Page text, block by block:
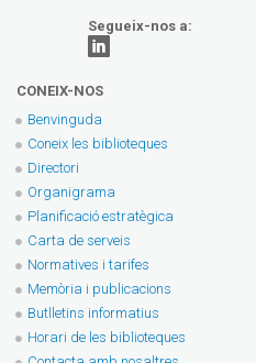
Segueix-nos a:
CONEIX-NOS
Benvinguda
Coneix les biblioteques
Directori
Organigrama
Planificació estratègica
Carta de serveis
Normatives i tarifes
Memòria i publicacions
Butlletins informatius
Horari de les biblioteques